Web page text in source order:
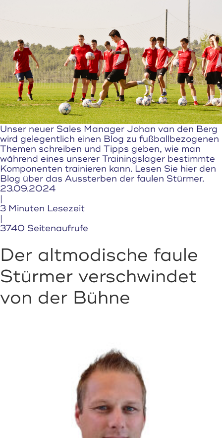
Unser neuer Sales Manager Johan van den Berg
wird gelegentlich einen Blog zu fußballbezogenen
Themen schreiben und Tipps geben, wie man
während eines unserer Trainingslager bestimmte
Komponenten trainieren kann. Lesen Sie hier den
Blog über das Aussterben der faulen Stürmer.
23.09.2024
|
3 Minuten Lesezeit
|
3740 Seitenaufrufe
Der altmodische faule
Stürmer verschwindet
von der Bühne